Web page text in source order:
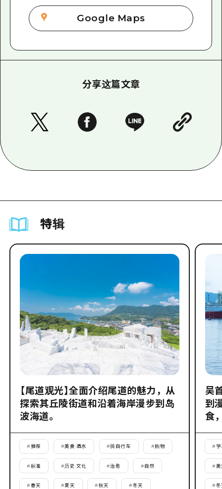
Google Maps
分享这篇文章
特辑
【尾道观光】全面介绍尾道的魅力，从
探索其丘陵街道和沿着海岸漫步到岛
波海道。
#推荐 #美食·酒水 #骑自行车 #购物
#标准 #历史·文化 #治愈 #自然
#春天 #夏天 #秋天 #冬天
吴
到
食
# 学
#美
#冬